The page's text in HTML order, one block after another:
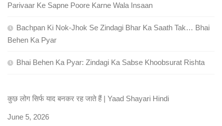
Parivaar Ke Sapne Poore Karne Wala Insaan
Bachpan Ki Nok-Jhok Se Zindagi Bhar Ka Saath Tak… Bhai
Behen Ka Pyar
Bhai Behen Ka Pyar: Zindagi Ka Sabse Khoobsurat Rishta
कुछ लोग सिर्फ याद बनकर रह जाते हैं | Yaad Shayari Hindi
Date
June 5, 2026